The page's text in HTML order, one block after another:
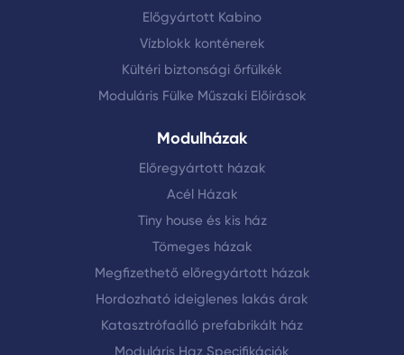
Előgyártott Kabino
Vízblokk konténerek
Kültéri biztonsági őrfülkék
Moduláris Fülke Műszaki Előírások
Modulházak
Előregyártott házak
Acél Házak
Tiny house és kis ház
Tömeges házak
Megfizethető előregyártott házak
Hordozható ideiglenes lakás árak
Katasztrófaálló prefabrikált ház
Moduláris Haz Specifikációk